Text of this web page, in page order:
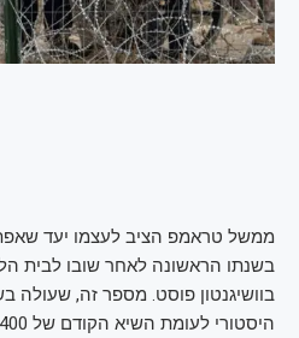
ממשל טראמפ הציב לעצמו יעד
בשנתו הראשונה לאחר שובו לבית
בוושיגנטון פוסט. מספר זה, שעולה